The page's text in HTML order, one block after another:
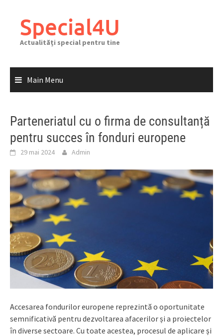
contentSpecial4U
Actualități special pentru tine
Main Menu
Parteneriatul cu o firma de consultanță
pentru succes în fonduri europene
29 mai 2024 Admin
Accesarea fondurilor europene reprezintă o oportunitate
semnificativă pentru dezvoltarea afacerilor și a proiectelor
în diverse sectoare. Cu toate acestea, procesul de aplicare și